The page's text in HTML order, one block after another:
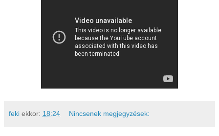
feki ekkor: 18:24 Nincsenek megjegyzések: